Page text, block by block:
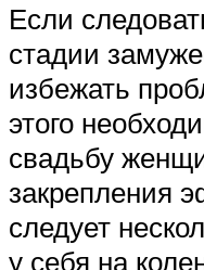
Если
стадии
избежать
этого
свадьбу
закрепления
следует
у себя на